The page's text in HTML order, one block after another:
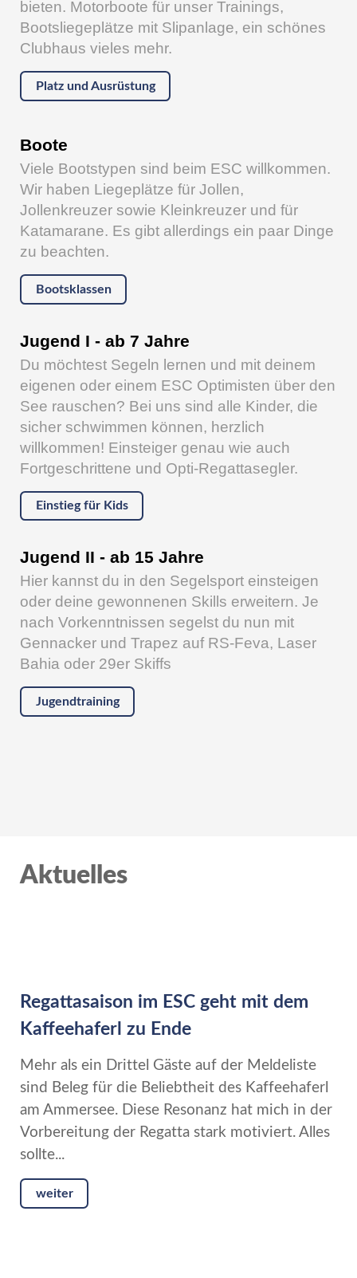
bieten. Motorboote für unser Trainings,
Bootsliegeplätze mit Slipanlage, ein schönes
Clubhaus vieles mehr.
Platz und Ausrüstung
Boote
Viele Bootstypen sind beim ESC willkommen.
Wir haben Liegeplätze für Jollen,
Jollenkreuzer sowie Kleinkreuzer und für
Katamarane. Es gibt allerdings ein paar Dinge
zu beachten.
Bootsklassen
Jugend I - ab 7 Jahre
Du möchtest Segeln lernen und mit deinem
eigenen oder einem ESC Optimisten über den
See rauschen? Bei uns sind alle Kinder, die
sicher schwimmen können, herzlich
willkommen! Einsteiger genau wie auch
Fortgeschrittene und Opti-Regattasegler.
Einstieg für Kids
Jugend II - ab 15 Jahre
Hier kannst du in den Segelsport einsteigen
oder deine gewonnenen Skills erweitern. Je
nach Vorkenntnissen segelst du nun mit
Gennacker und Trapez auf RS-Feva, Laser
Bahia oder 29er Skiffs
Jugendtraining
Aktuelles
Regattasaison im ESC geht mit dem
Kaffeehaferl zu Ende
Mehr als ein Drittel Gäste auf der Meldeliste
sind Beleg für die Beliebtheit des Kaffeehaferl
am Ammersee. Diese Resonanz hat mich in der
Vorbereitung der Regatta stark motiviert. Alles
sollte...
weiter